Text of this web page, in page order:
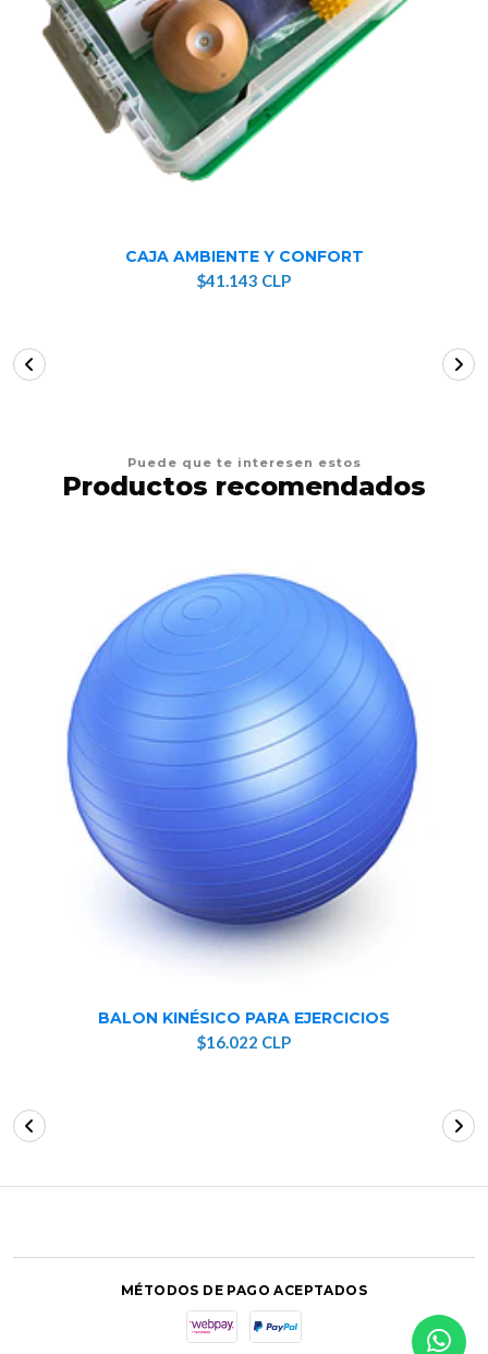
CAJA AMBIENTE Y CONFORT
$41.143 CLP
Puede que te interesen estos
Productos recomendados
BALON KINÉSICO PARA EJERCICIOS
$16.022 CLP
MÉTODOS DE PAGO ACEPTADOS